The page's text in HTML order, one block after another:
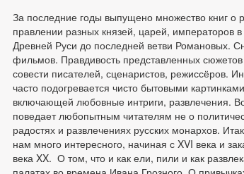
За последние годы выпущено множество книг о
правлении разных князей, царей, императоров
Древней Руси до последней ветви Романовых.
фильмов. Правдивость представленных
совести писателей, сценаристов, режиссёров.
часто подогревается чисто бытовыми
включающей любовные интриги, развлечения.
поведает любопытным читателям не о
радостях и развлечениях русских монархов.
нам много интересного, начиная с XVI века и
века XX. О том, что и как ели, пили и как